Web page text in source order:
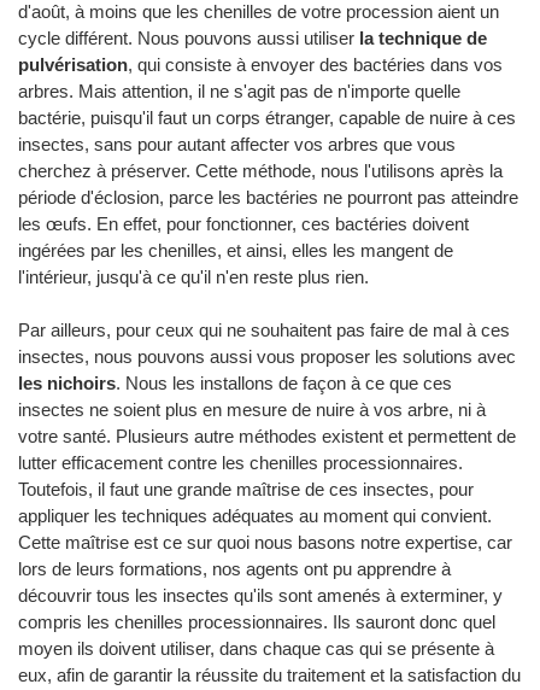
d'août, à moins que les chenilles de votre procession aient un
cycle différent. Nous pouvons aussi utiliser la technique de
pulvérisation, qui consiste à envoyer des bactéries dans vos
arbres. Mais attention, il ne s'agit pas de n'importe quelle
bactérie, puisqu'il faut un corps étranger, capable de nuire à ces
insectes, sans pour autant affecter vos arbres que vous
cherchez à préserver. Cette méthode, nous l'utilisons après la
période d'éclosion, parce les bactéries ne pourront pas atteindre
les œufs. En effet, pour fonctionner, ces bactéries doivent
ingérées par les chenilles, et ainsi, elles les mangent de
l'intérieur, jusqu'à ce qu'il n'en reste plus rien.
Par ailleurs, pour ceux qui ne souhaitent pas faire de mal à ces
insectes, nous pouvons aussi vous proposer les solutions avec
les nichoirs. Nous les installons de façon à ce que ces
insectes ne soient plus en mesure de nuire à vos arbre, ni à
votre santé. Plusieurs autre méthodes existent et permettent de
lutter efficacement contre les chenilles processionnaires.
Toutefois, il faut une grande maîtrise de ces insectes, pour
appliquer les techniques adéquates au moment qui convient.
Cette maîtrise est ce sur quoi nous basons notre expertise, car
lors de leurs formations, nos agents ont pu apprendre à
découvrir tous les insectes qu'ils sont amenés à exterminer, y
compris les chenilles processionnaires. Ils sauront donc quel
moyen ils doivent utiliser, dans chaque cas qui se présente à
eux, afin de garantir la réussite du traitement et la satisfaction du